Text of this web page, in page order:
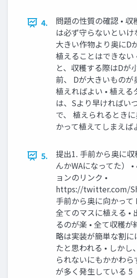
4.
問題の性質の確認 • 収
は必ず守らないといけ
大きい作物より奥にD
植えることはできない
と、収穫する際はDが
前、 Dが大きいものが
植えればよい • 植える
は、Sより早ければい
で、 植えられるとき
かって植えてしまえば
5.
提出1. 手前から奥に
んかWAになってた）
ョンのリンク •
https://twitter.com/
手前から奥に向かっ
全てのマスに植える •
るのが楽 • 全て収穫
略は実装が簡単な割
たと思われる • しか
られないにもかかわ
が多く発生している 5